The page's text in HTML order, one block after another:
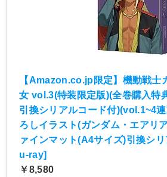
【Amazon.co.jp限定】機動戦士
女 vol.3(特装限定版)(全巻購入特
引換シリアルコード付)(vol.1~4
ろしイラスト(ガンダム・エアリ
ァインマット(A4サイズ)引換シ
u-ray]
￥8,580